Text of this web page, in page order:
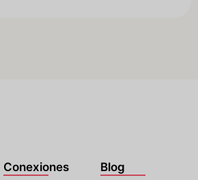
Conexiones
Blog